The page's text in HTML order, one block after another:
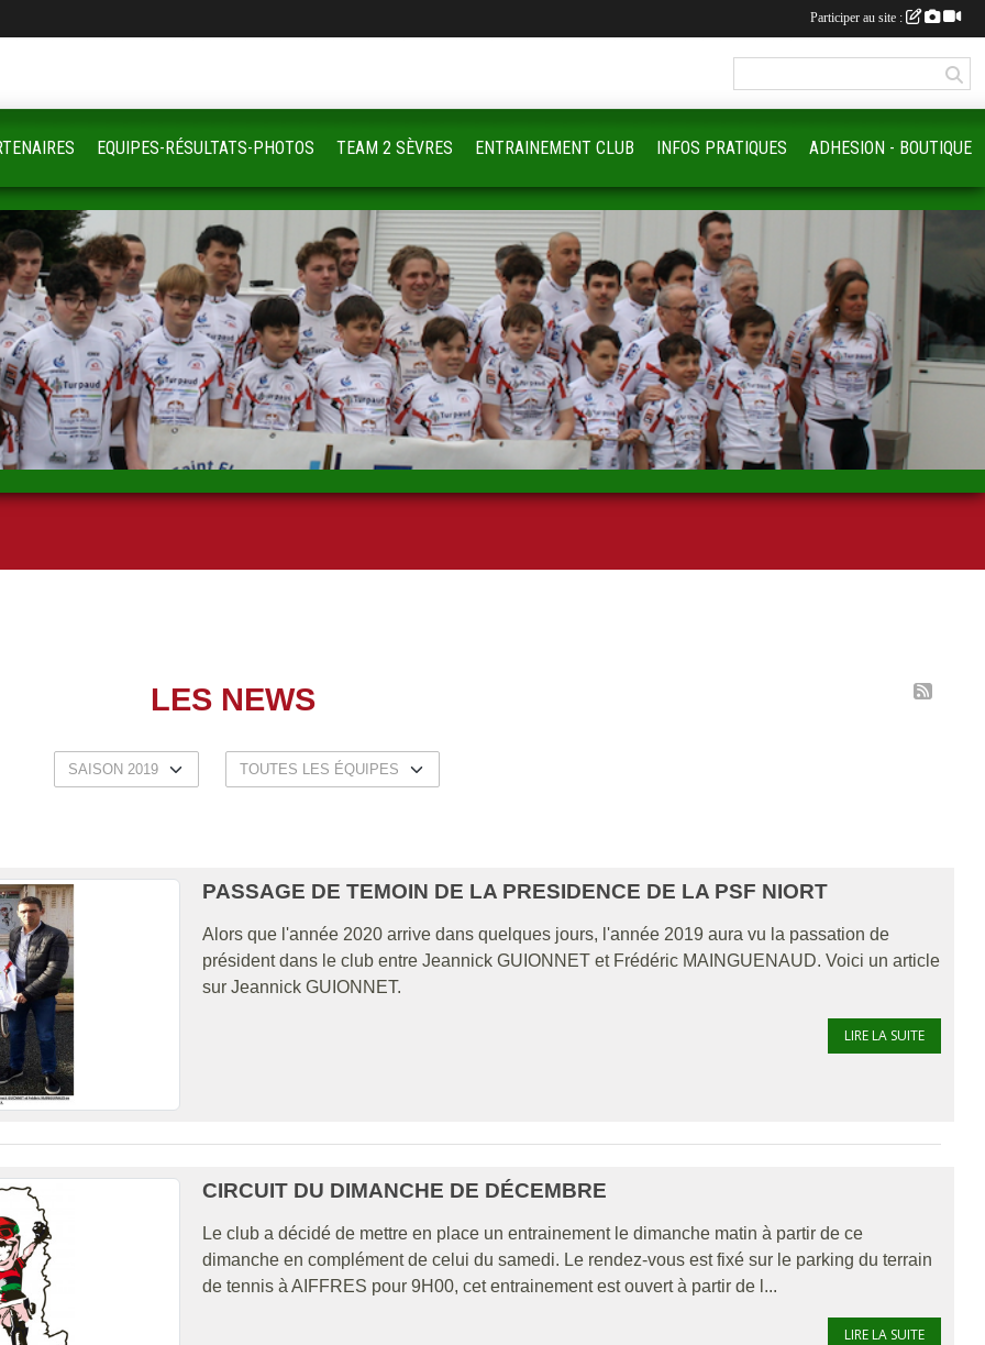
LES NEWS
PASSAGE DE TEMOIN DE LA PRESIDENCE DE LA PSF NIORT
Alors que l'année 2020 arrive dans quelques jours, l'année 2019 aura vu la passation de
président dans le club entre Jeannick GUIONNET et Frédéric MAINGUENAUD. Voici un article
sur Jeannick GUIONNET.
LIRE LA SUITE
CIRCUIT DU DIMANCHE DE DÉCEMBRE
Le club a décidé de mettre en place un entrainement le dimanche matin à partir de ce
dimanche en complément de celui du samedi. Le rendez-vous est fixé sur le parking du terrain
de tennis à AIFFRES pour 9H00, cet entrainement est ouvert à partir de l...
LIRE LA SUITE
EQUIPES-RÉSULTATS-PHOTOS TEAM 2 SÈVRES ENTRAINEMENT CLUB INFOS PRATIQUES ADHESION - BOUTIQUE
Participer au site :